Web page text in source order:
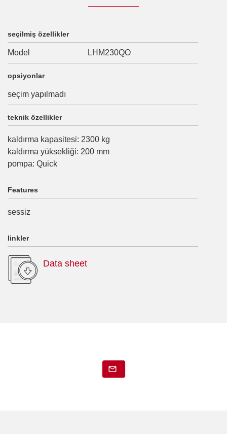
seçilmiş özellikler
Model LHM230QO
opsiyonlar
seçim yapılmadı
teknik özellikler
kaldırma kapasitesi: 2300 kg
kaldırma yüksekliği: 200 mm
pompa: Quick
Features
sessiz
linkler
Data sheet